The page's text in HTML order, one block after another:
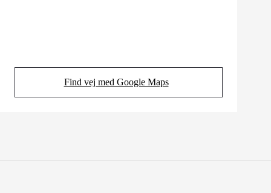
Find vej med Google Maps
(Opens in new tab)